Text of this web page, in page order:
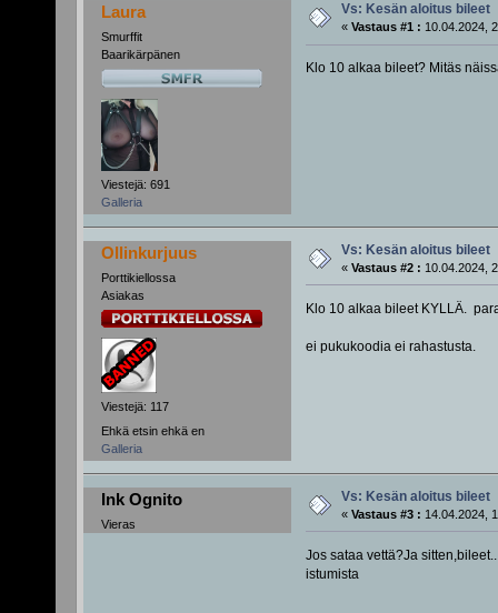
Laura
Smurffit
Baarikärpänen
Viestejä: 691
Galleria
Vs: Kesän aloitus bileet
« Vastaus #1 : 10.04.2024,
Klo 10 alkaa bileet? Mitäs
Ollinkurjuus
Porttikiellossa
Asiakas
Viestejä: 117
Ehkä etsin ehkä en
Galleria
Vs: Kesän aloitus bileet
« Vastaus #2 : 10.04.2024,
Klo 10 alkaa bileet KYLLÄ.
ei pukukoodia ei rahastusta.
Ink Ognito
Vieras
Vs: Kesän aloitus bileet
« Vastaus #3 : 14.04.2024,
Jos sataa vettä?Ja
istumista